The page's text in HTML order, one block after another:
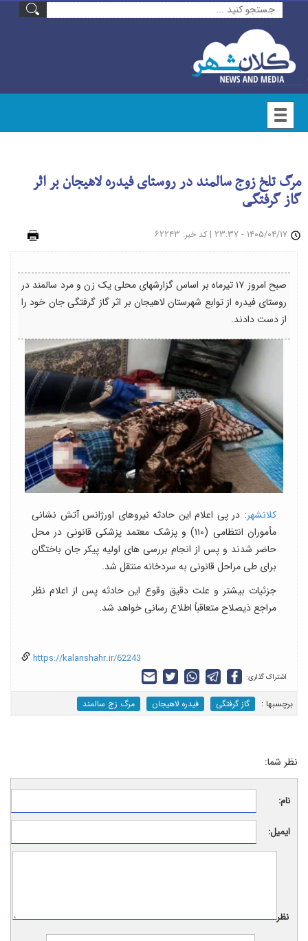
مرگ تلخ زوج سالمند در روستای فیدره لاهیجان بر اثر
گاز گرفتگی
| کد خبر: ۶۲۲۴۳
صبح امروز ۱۷ تیرماه بر اساس گزارشهای محلی یک زن و مرد سالمند در
روستای فیدره از توابع شهرستان لاهیجان بر اثر گاز گرفتگی جان خود را
از دست دادند.
کلانشهر: در پی اعلام این حادثه نیروهای اورژانس آتش نشانی
مأموران انتظامی (۱۱۰) و پزشک معتمد پزشکی قانونی در محل
حاضر شدند و پس از انجام بررسی های اولیه پیکر جان باختگان
برای طی مراحل قانونی به سردخانه منتقل شد.
جزئیات بیشتر و علت دقیق وقوع این حادثه پس از اعلام نظر
مراجع ذی‎صلاح متعاقباً اطلاع رسانی خواهد شد.
https://kalanshahr.ir/62243
اشتراک گذاری:
برچسب‎ها : گاز گرفتگی فیدره لاهیجان مرگ زج سالمند
نظر شما:
نام:
ایمیل:
نظر: